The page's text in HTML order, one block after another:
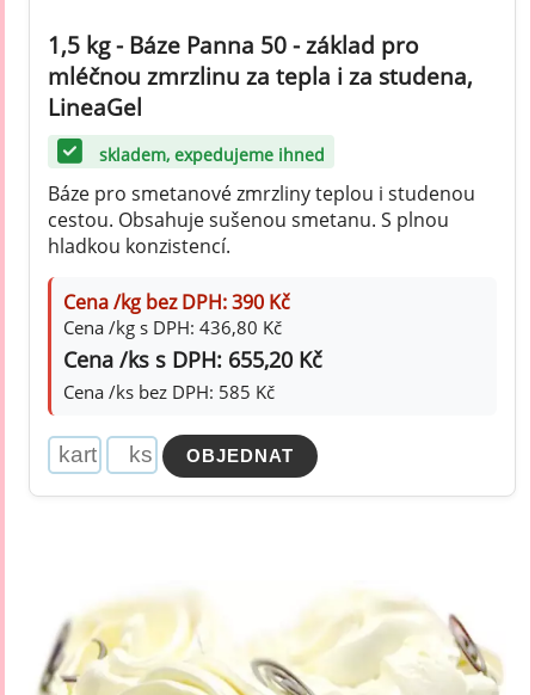
1,5 kg - Báze Panna 50 - základ pro
mléčnou zmrzlinu za tepla i za studena,
LineaGel
skladem, expedujeme ihned
Báze pro smetanové zmrzliny teplou i studenou
cestou. Obsahuje sušenou smetanu. S plnou
hladkou konzistencí.
Cena /kg bez DPH: 390 Kč
Cena /kg s DPH: 436,80 Kč
Cena /ks s DPH: 655,20 Kč
Cena /ks bez DPH: 585 Kč